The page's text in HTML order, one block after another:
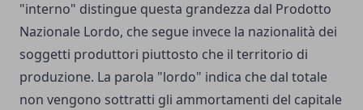
"interno" distingue questa grandezza dal Prodotto
Nazionale Lordo, che segue invece la nazionalità dei
soggetti produttori piuttosto che il territorio di
produzione. La parola "lordo" indica che dal totale
non vengono sottratti gli ammortamenti del capitale